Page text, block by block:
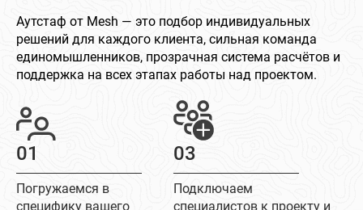
Аутстаф от Mesh — это подбор индивидуальных
решений для каждого клиента, сильная команда
единомышленников, прозрачная система расчётов и
поддержка на всех этапах работы над проектом.
01
Погружаемся в
специфику вашего
03
Подключаем
специалистов к проекту и